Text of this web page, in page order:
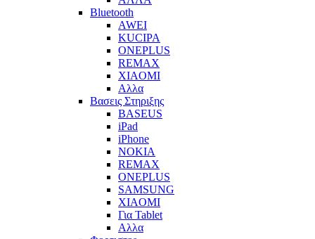
Bluetooth
AWEI
KUCIPA
ONEPLUS
REMAX
XIAOMI
Αλλα
Βασεις Στηριξης
BASEUS
iPad
iPhone
NOKIA
REMAX
ONEPLUS
SAMSUNG
XIAOMI
Για Tablet
Αλλα